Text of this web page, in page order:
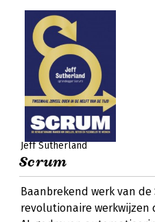
Jeff Sutherland
Scrum
Baanbrekend werk van
revolutionaire